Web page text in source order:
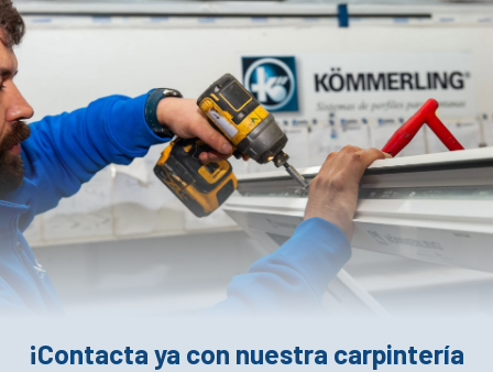
¡Contacta ya con nuestra carpintería